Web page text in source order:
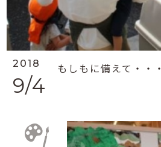
2018
9/4
もしもに備えて・・・